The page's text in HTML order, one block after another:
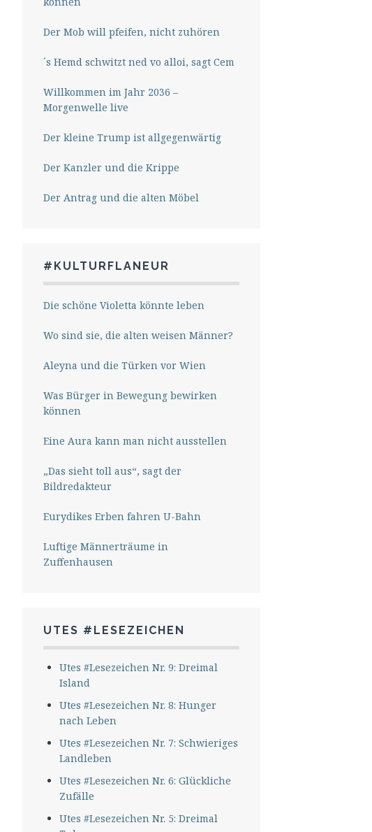
Der Mob will pfeifen, nicht zuhören
´s Hemd schwitzt ned vo alloi, sagt Cem
Willkommen im Jahr 2036 –
Morgenwelle live
Der kleine Trump ist allgegenwärtig
Der Kanzler und die Krippe
Der Antrag und die alten Möbel
#KULTURFLANEUR
Die schöne Violetta könnte leben
Wo sind sie, die alten weisen Männer?
Aleyna und die Türken vor Wien
Was Bürger in Bewegung bewirken
können
Eine Aura kann man nicht ausstellen
„Das sieht toll aus“, sagt der
Bildredakteur
Eurydikes Erben fahren U-Bahn
Luftige Männerträume in
Zuffenhausen
UTES #LESEZEICHEN
Utes #Lesezeichen Nr. 9: Dreimal
Island
Utes #Lesezeichen Nr. 8: Hunger
nach Leben
Utes #Lesezeichen Nr. 7: Schwieriges
Landleben
Utes #Lesezeichen Nr. 6: Glückliche
Zufälle
Utes #Lesezeichen Nr. 5: Dreimal